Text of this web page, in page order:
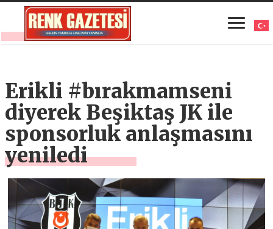
Erikli #bırakmamseni
diyerek Beşiktaş JK ile
sponsorluk anlaşmasını
yeniledi